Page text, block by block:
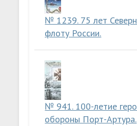
№ 1239. 75 лет
флоту России.
№ 941. 100-летие
обороны Порт-Артура.